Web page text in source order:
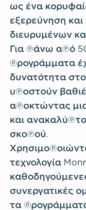
ως ένα
εξερεύνηση και
διευρυμένων
Για πάνω από
προγράμματα
δυνατότητα
υποστούν
αποκτώντας
και
σκοπού.
τεχνολογία
συνεργατικές
τα